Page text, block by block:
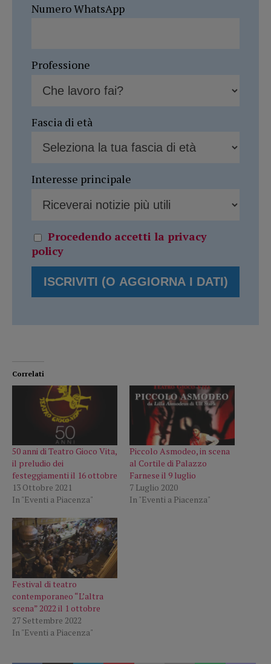
Numero WhatsApp
Professione
Fascia di età
Interesse principale
Procedendo accetti la privacy
policy
Correlati
50 anni di Teatro Gioco Vita,
il preludio dei
festeggiamenti il 16 ottobre
13 Ottobre 2021
In "Eventi a Piacenza"
Piccolo Asmodeo, in scena
al Cortile di Palazzo
Farnese il 9 luglio
7 Luglio 2020
In "Eventi a Piacenza"
Festival di teatro
contemporaneo “L’altra
scena” 2022 il 1 ottobre
27 Settembre 2022
In "Eventi a Piacenza"